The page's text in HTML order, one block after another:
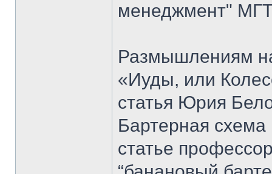
менеджмент"
Размышлениям
«Иуды, или
статья Юрия
Бартерная схема
статье